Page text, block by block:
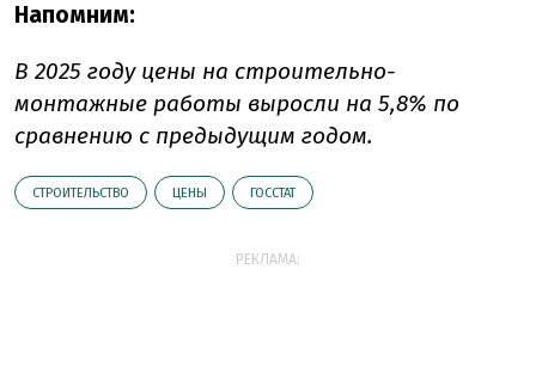
Напомним:
В 2025 году цены на строительно-
монтажные работы выросли на 5,8% по
сравнению с предыдущим годом.
СТРОИТЕЛЬСТВО ЦЕНЫ ГОССТАТ
РЕКЛАМА: